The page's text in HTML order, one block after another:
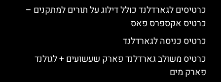
כרטיסים לגארדלנד כולל דילוג על תורים למתקנים –
כרטיס אקספרס פאס
כרטיס כניסה לגארדלנד
כרטיס משולב גארדלנד פארק שעשועים + לגולנד
פארק מים